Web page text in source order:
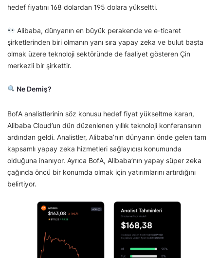
hedef fiyatını 168 dolardan 195 dolara yükseltti.
Alibaba, dünyanın en büyük perakende ve e-ticaret
şirketlerinden biri olmanın yanı sıra yapay zeka ve bulut başta
olmak üzere teknoloji sektöründe de faaliyet gösteren Çin
merkezli bir şirkettir.
Ne Demiş?
BofA analistlerinin söz konusu hedef fiyat yükseltme kararı,
Alibaba Cloud’un dün düzenlenen yıllık teknoloji konferansının
ardından geldi. Analistler, Alibaba’nın dünyanın önde gelen tam
kapsamlı yapay zeka hizmetleri sağlayıcısı konumunda
olduğuna inanıyor. Ayrıca BofA, Alibaba’nın yapay süper zeka
çağında öncü bir konumda olmak için yatırımlarını artırdığını
belirtiyor.